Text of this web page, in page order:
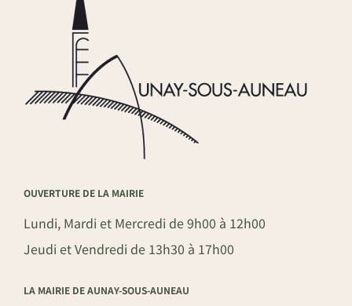
OUVERTURE DE LA MAIRIE
Lundi, Mardi et Mercredi de 9h00 à 12h00
Jeudi et Vendredi de 13h30 à 17h00
LA MAIRIE DE AUNAY-SOUS-AUNEAU